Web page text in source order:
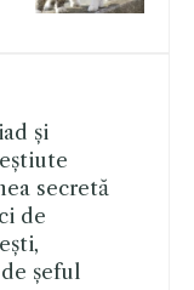
și
secretă
de
șeful